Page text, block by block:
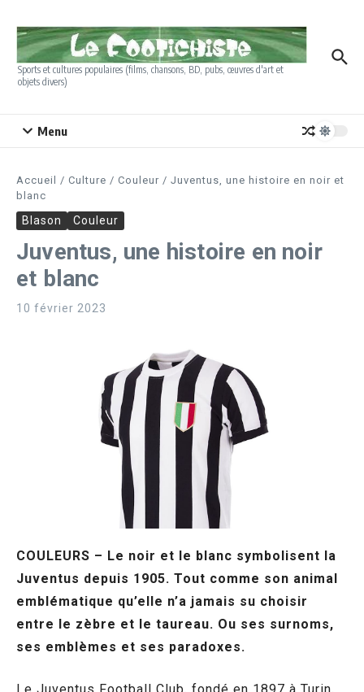
Sports et cultures populaires (films, chansons, BD, pubs, œuvres d'art et
objets divers)
Menu
Accueil / Culture / Couleur / Juventus, une histoire en noir et
blanc
Blason Couleur
Juventus, une histoire en noir
et blanc
10 février 2023
COULEURS – Le noir et le blanc symbolisent la
Juventus depuis 1905. Tout comme son animal
emblématique qu’elle n’a jamais su choisir
entre le zèbre et le taureau. Ou ses surnoms,
ses emblèmes et ses paradoxes.
Le Juventus Football Club, fondé en 1897 à Turin,